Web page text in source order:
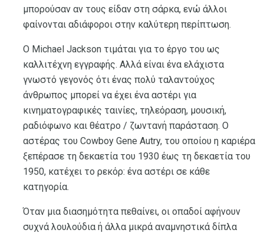
μπορούσαν αν τους είδαν στη σάρκα, ενώ άλλοι
φαίνονται αδιάφοροι στην καλύτερη περίπτωση.
Ο Michael Jackson τιμάται για το έργο του ως
καλλιτέχνη εγγραφής. Αλλά είναι ένα ελάχιστα
γνωστό γεγονός ότι ένας πολύ ταλαντούχος
άνθρωπος μπορεί να έχει ένα αστέρι για
κινηματογραφικές ταινίες, τηλεόραση, μουσική,
ραδιόφωνο και θέατρο / ζωντανή παράσταση. Ο
αστέρας του Cowboy Gene Autry, του οποίου η καριέρα
ξεπέρασε τη δεκαετία του 1930 έως τη δεκαετία του
1950, κατέχει το ρεκόρ: ένα αστέρι σε κάθε
κατηγορία.
Όταν μια διασημότητα πεθαίνει, οι οπαδοί αφήνουν
συχνά λουλούδια ή άλλα μικρά αναμνηστικά δίπλα